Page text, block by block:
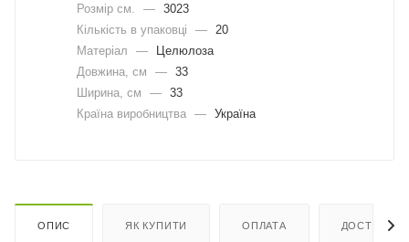
Розмір см.
— 3023
Кількість в упаковці
—
20
Матеріал
—
Целюлоза
Довжина, cм
— 33
Ширина, cм
— 33
Країна виробництва — Україна
ОПИС ЯК КУПИТИ ОПЛАТА ДОСТАВКА